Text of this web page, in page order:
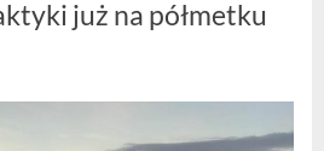
już na półmetku